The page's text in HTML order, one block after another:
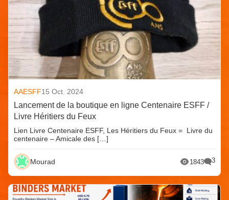
AAESFF15 Oct. 2024
Lancement de la boutique en ligne Centenaire ESFF /
Livre Héritiers du Feux
Lien Livre Centenaire ESFF, Les Héritiers du Feux = Livre du
centenaire – Amicale des […]
Mourad 1843 3